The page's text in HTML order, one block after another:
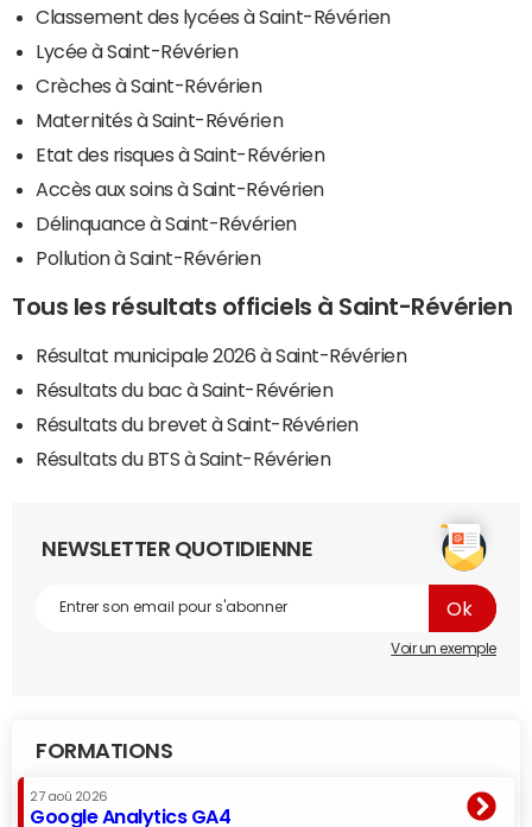
Classement des lycées à Saint-Révérien
Lycée à Saint-Révérien
Crèches à Saint-Révérien
Maternités à Saint-Révérien
Etat des risques à Saint-Révérien
Accès aux soins à Saint-Révérien
Délinquance à Saint-Révérien
Pollution à Saint-Révérien
Tous les résultats officiels à Saint-Révérien
Résultat municipale 2026 à Saint-Révérien
Résultats du bac à Saint-Révérien
Résultats du brevet à Saint-Révérien
Résultats du BTS à Saint-Révérien
NEWSLETTER QUOTIDIENNE
Voir un exemple
FORMATIONS
27 aoû 2026
Google Analytics GA4